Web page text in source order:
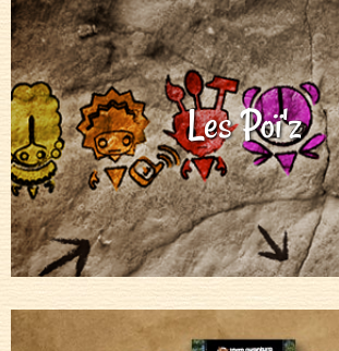
Les Poï'z